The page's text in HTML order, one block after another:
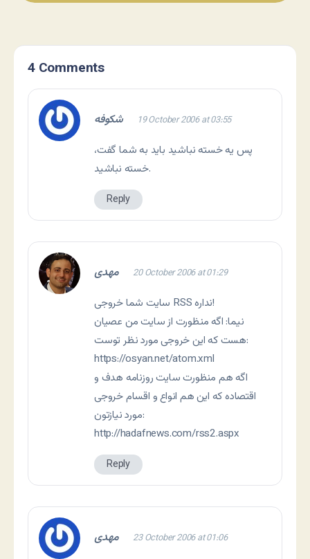
4 Comments
شکوفه 19 October 2006 at 03:55
پس یه خسته نباشيد بايد به شما گفت،
خسته نباشيد.
Reply
مهدی 20 October 2006 at 01:29
سایت شما خروجی RSS نداره!
نيما: اگه منظورت از سايت من عصيان
هست که اين خروجی مورد نظر توست:
https://osyan.net/atom.xml
اگه هم منظورت سايت روزنامه هدف و
اقتصاده که اين هم انواع و اقسام خروجی
مورد نيازتون:
http://hadafnews.com/rss2.aspx
Reply
مهدی 23 October 2006 at 01:06